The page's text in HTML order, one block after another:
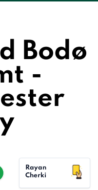
Bodø
-
Rayan
Cherki